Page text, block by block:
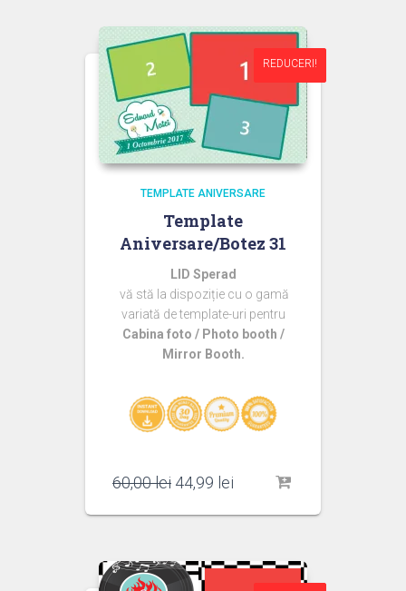
60,00 lei.
REDUCERI!
REDUCERI!
TEMPLATE ANIVERSARE
Template
Aniversare/Botez 31
LID Sperad
vă stă la dispoziție cu o gamă
variată de template-uri pentru
Cabina foto / Photo booth /
Mirror Booth.
60,00lei Prețul
a
60,00 lei.
44,99 lei
este: